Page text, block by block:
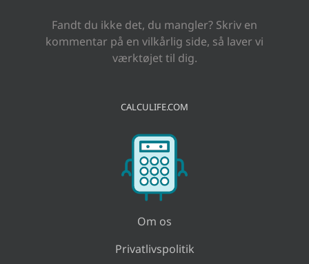
Fandt du ikke det, du mangler? Skriv en
kommentar på en vilkårlig side, så laver vi
værktøjet til dig.
CALCULIFE.COM
Om os
Privatlivspolitik